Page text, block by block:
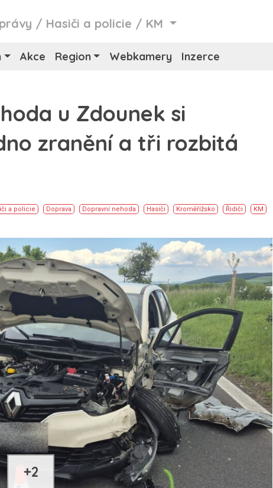
/ Hasiči a policie / KM
Akce Region Webkamery Inzerce
u Zdounek si
zranění a tři rozbitá
a policie Doprava Dopravní nehoda Hasiči Kroměřížsko Řidiči KM
+2